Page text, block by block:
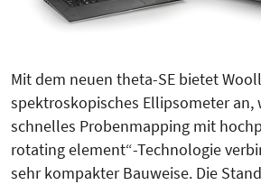
Mit dem neuen theta-SE bietet
spektroskopisches Ellipsometer an,
schnelles Probenmapping mit
rotating element“-Technologie
sehr kompakter Bauweise. Die